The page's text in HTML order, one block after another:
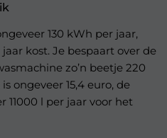
130 kWh per jaar,
kost. Je bespaart over de
zo’n beetje 220
ongeveer 15,4 euro, de
l per jaar voor het